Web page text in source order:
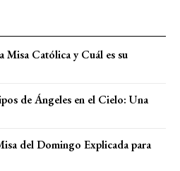
Misa Católica y Cuál es su
de Ángeles en el Cielo: Una
del Domingo Explicada para